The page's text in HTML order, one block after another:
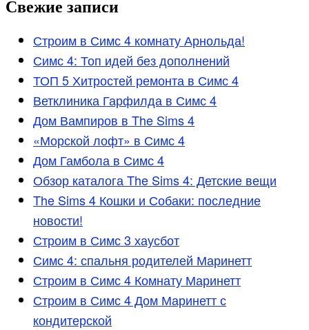
Свежие записи
Строим в Симс 4 комнату Арнольда!
Симс 4: Топ идей без дополнений
ТОП 5 Хитростей ремонта в Симс 4
Ветклиника Гарфилда в Симс 4
Дом Вампиров в The Sims 4
«Морской лофт» в Симс 4
Дом Гамбола в Симс 4
Обзор каталога The Sims 4: Детские вещи
The Sims 4 Кошки и Собаки: последние
новости!
Строим в Симс 3 хаусбот
Симс 4: спальня родителей Маринетт
Строим в Симс 4 Комнату Маринетт
Строим в Симс 4 Дом Маринетт с
кондитерской